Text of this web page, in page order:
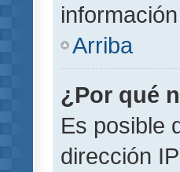
Arriba
¿Por qué
Es posible
dirección